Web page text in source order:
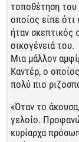
τοποθέτηση
οποίος είπε ότι
ήταν σκεπτικός
οικογένειά του.
Μια μάλλον
Καντέρ, ο
πολύ πιο
«Όταν το
γελοίο.
κυρίαρχα